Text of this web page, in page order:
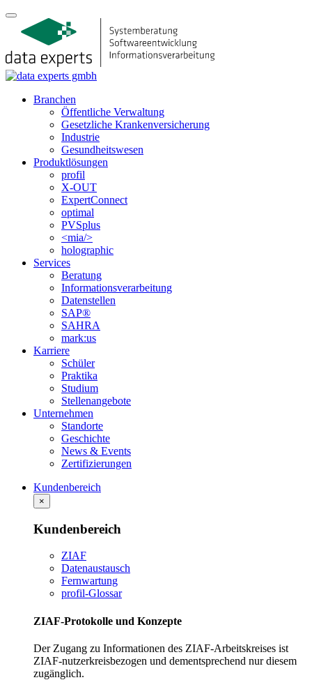
Branchen
Öffentliche Verwaltung
Gesetzliche Krankenversicherung
Industrie
Gesundheitswesen
Produktlösungen
profil
X-OUT
ExpertConnect
optimal
PVSplus
<mia/>
holographic
Services
Beratung
Informations­verarbeitung
Datenstellen
SAP®
SAHRA
mark:us
Karriere
Schüler
Praktika
Studium
Stellenangebote
Unternehmen
Standorte
Geschichte
News & Events
Zertifizierungen
Kundenbereich
×
Kundenbereich
ZIAF
Datenaustausch
Fernwartung
profil-Glossar
ZIAF-Protokolle und Konzepte
Der Zugang zu Informationen des ZIAF-Arbeitskreises ist
ZIAF-nutzerkreisbezogen und dementsprechend nur diesem
zugänglich.